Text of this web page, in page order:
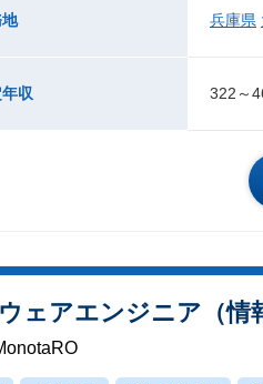
兵庫県
収 322～
ェアエンジニア（情